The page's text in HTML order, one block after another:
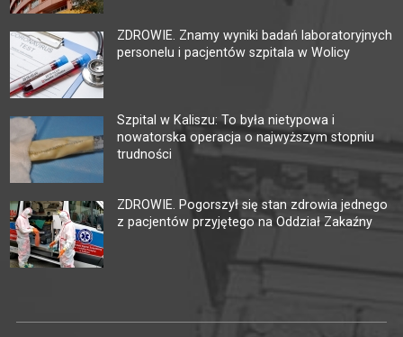
ZDROWIE. Znamy wyniki badań laboratoryjnych
personelu i pacjentów szpitala w Wolicy
Szpital w Kaliszu: To była nietypowa i
nowatorska operacja o najwyższym stopniu
trudności
ZDROWIE. Pogorszył się stan zdrowia jednego
z pacjentów przyjętego na Oddział Zakaźny